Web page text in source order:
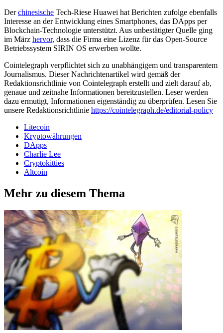
Derchinesische Tech-Riese Huawei hat Berichten zufolge ebenfalls
Interesse an der Entwicklung eines Smartphones, das DApps per
Blockchain-Technologie unterstützt. Aus unbestätigter Quelle ging
im März hervor, dass die Firma eine Lizenz für das Open-Source
Betriebssystem SIRIN OS erwerben wollte.
Cointelegraph verpflichtet sich zu unabhängigem und transparentem
Journalismus. Dieser Nachrichtenartikel wird gemäß der
Redaktionsrichtlinie von Cointelegraph erstellt und zielt darauf ab,
genaue und zeitnahe Informationen bereitzustellen. Leser werden
dazu ermutigt, Informationen eigenständig zu überprüfen. Lesen Sie
unsere Redaktionsrichtlinie https://cointelegraph.de/editorial-policy
Litecoin
Kryptowährungen
DApps
Charlie Lee
Cryptokitties
Altcoin
Mehr zu diesem Thema